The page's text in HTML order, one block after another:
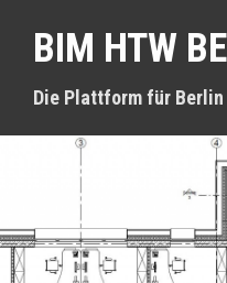
I
BIM HTW
Die Plattform für Berlin